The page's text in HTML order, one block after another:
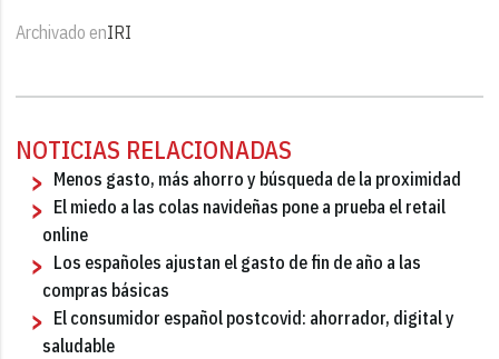
Archivado enIRI
NOTICIAS RELACIONADAS
Menos gasto, más ahorro y búsqueda de la proximidad
El miedo a las colas navideñas pone a prueba el retail
online
Los españoles ajustan el gasto de fin de año a las
compras básicas
El consumidor español postcovid: ahorrador, digital y
saludable